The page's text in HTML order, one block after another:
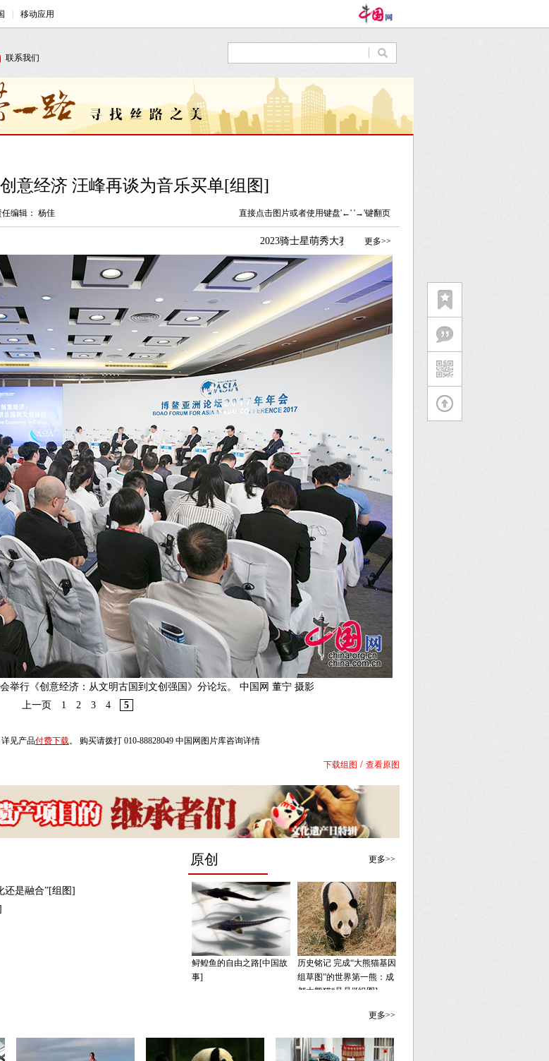
意经济 汪峰再谈为音乐买单[组图]
任编辑： 杨佳 直接点击图片或者使用键盘'←' '→'键翻页
举行《创意经济：从文明古国到文创强国》分论坛。 中国网 董宁 摄影
上一页
1 2 3 4 5
见产品付费下载。 购买请拨打 010-88828049 中国网图片库咨询详情
下载组图 / 查看原图
还是融合”[组图]